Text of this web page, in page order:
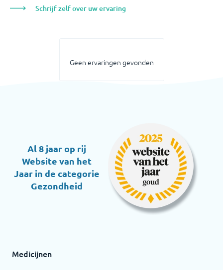
Schrijf zelf over uw ervaring
Geen ervaringen gevonden
Al 8 jaar op rij
Website van het
Jaar in de categorie
Gezondheid
Medicijnen